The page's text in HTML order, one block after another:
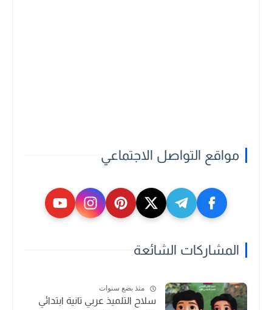
مواقع التواصل الاجتماعي
المشاركات الشائعة
منذ بضع سنوات
سلاح التلميذ عربي تانية ابتدائي